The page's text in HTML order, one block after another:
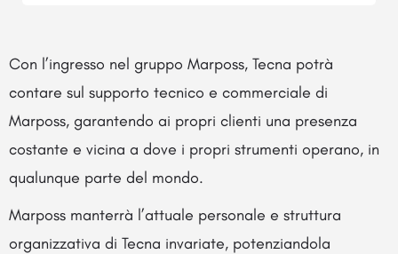
Con l’ingresso nel gruppo Marposs, Tecna potrà
contare sul supporto tecnico e commerciale di
Marposs, garantendo ai propri clienti una presenza
costante e vicina a dove i propri strumenti operano, in
qualunque parte del mondo.
Marposs manterrà l’attuale personale e struttura
organizzativa di Tecna invariate, potenziandola